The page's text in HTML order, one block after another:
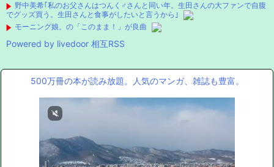
野中美希｢私のお父さんはつんく♂さんと同い年。生田さんの大ファンで自腹
でグッズ買う。生田さんと食事がしたいと言うから｣
モーニング娘。の「このまま！」が良曲
Powered by livedoor 相互RSS
500万冊の本が読み放題。人気のマンガ、雑誌も豊富。